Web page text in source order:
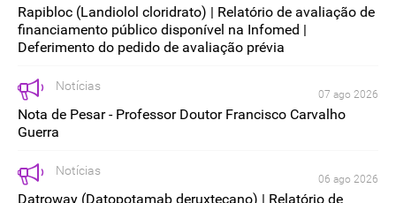
Rapibloc (Landiolol cloridrato) | Relatório de avaliação de
financiamento público disponível na Infomed |
Deferimento do pedido de avaliação prévia
Notícias
07 ago 2026
Nota de Pesar - Professor Doutor Francisco Carvalho
Guerra
Notícias
06 ago 2026
Datroway (Datopotamab deruxtecano) | Relatório de